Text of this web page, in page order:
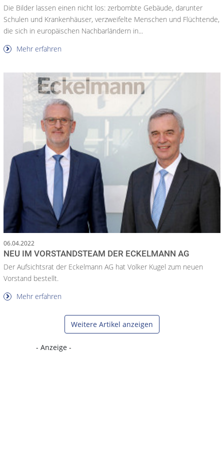
Die Bilder lassen einen nicht los: zerbombte Gebäude, darunter
Schulen und Krankenhäuser, verzweifelte Menschen und Flüchtende,
die sich in europäischen Nachbarländern in...
Mehr erfahren
06.04.2022
NEU IM VORSTANDSTEAM DER ECKELMANN AG
Der Aufsichtsrat der Eckelmann AG hat Volker Kugel zum neuen
Vorstand bestellt.
Mehr erfahren
Weitere Artikel anzeigen
- Anzeige -